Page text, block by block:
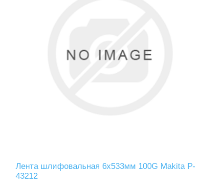
Лента шлифовальная 6х533мм 100G Makita P-
43212